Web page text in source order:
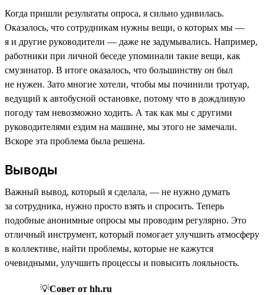
Когда пришли результаты опроса, я сильно удивилась.
Оказалось, что сотрудникам нужны вещи, о которых мы —
я и другие руководители — даже не задумывались. Например,
работники при личной беседе упоминали такие вещи, как
смузинатор. В итоге оказалось, что большинству он был
не нужен. Зато многие хотели, чтобы мы починили тротуар,
ведущий к автобусной остановке, потому что в дождливую
погоду там невозможно ходить. А так как мы с другими
руководителями ездим на машине, мы этого не замечали.
Вскоре эта проблема была решена.
Выводы
Важный вывод, который я сделала, — не нужно думать
за сотрудника, нужно просто взять и спросить. Теперь
подобные анонимные опросы мы проводим регулярно. Это
отличный инструмент, который помогает улучшить атмосферу
в коллективе, найти проблемы, которые не кажутся
очевидными, улучшить процессы и повысить лояльность.
💡Совет от hh.ru